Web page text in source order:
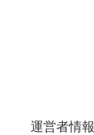
運営者情報